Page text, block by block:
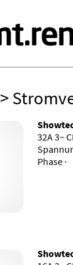
>
32A 3~
Phase ·